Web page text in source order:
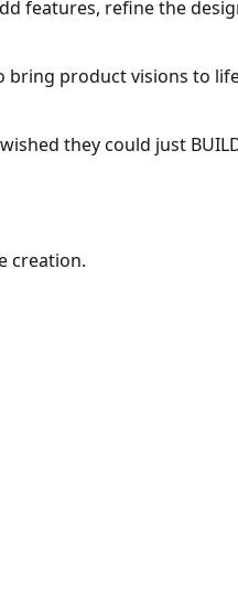
features, refine the
product visions to
they could just
creation.